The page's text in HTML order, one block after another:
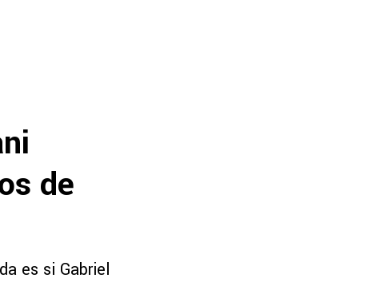
de
es si Gabriel